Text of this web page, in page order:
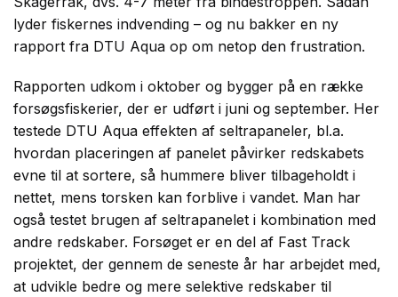
lyder fiskernes indvending – og nu bakker en ny
rapport fra DTU Aqua op om netop den frustration.
Rapporten udkom i oktober og bygger på en række
forsøgsfiskerier, der er udført i juni og september. Her
testede DTU Aqua effekten af seltrapaneler, bl.a.
hvordan placeringen af panelet påvirker redskabets
evne til at sortere, så hummere bliver tilbageholdt i
nettet, mens torsken kan forblive i vandet. Man har
også testet brugen af seltrapanelet i kombination med
andre redskaber. Forsøget er en del af Fast Track
projektet, der gennem de seneste år har arbejdet med,
at udvikle bedre og mere selektive redskaber til